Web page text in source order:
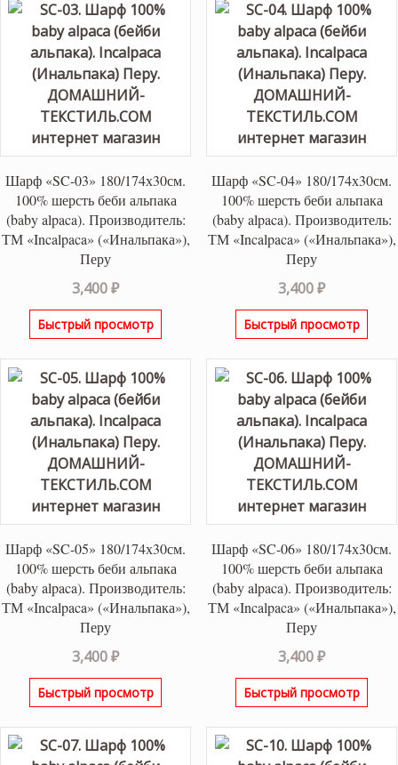
Шарф «SC-03» 180/174х30см.
100% шерсть беби альпака
(baby alpaca). Производитель:
ТМ «Incalpaca» («Инальпака»),
Перу
3,400₽
Быстрый просмотр
Шарф «SC-04» 180/174х30см.
100% шерсть беби альпака
(baby alpaca). Производитель:
ТМ «Incalpaca» («Инальпака»),
Перу
3,400₽
Быстрый просмотр
Шарф «SC-05» 180/174х30см.
100% шерсть беби альпака
(baby alpaca). Производитель:
ТМ «Incalpaca» («Инальпака»),
Перу
3,400₽
Быстрый просмотр
Шарф «SC-06» 180/174х30см.
100% шерсть беби альпака
(baby alpaca). Производитель:
ТМ «Incalpaca» («Инальпака»),
Перу
3,400₽
Быстрый просмотр